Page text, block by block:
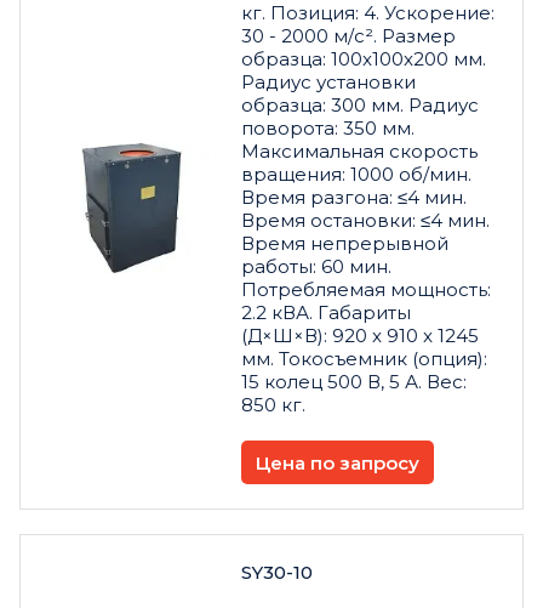
кг. Позиция: 4. Ускорение:
30 - 2000 м/с². Размер
образца: 100x100x200 мм.
Радиус установки
образца: 300 мм. Радиус
поворота: 350 мм.
Максимальная скорость
вращения: 1000 об/мин.
Время разгона: ≤4 мин.
Время остановки: ≤4 мин.
Время непрерывной
работы: 60 мин.
Потребляемая мощность:
2.2 кВА. Габариты
(Д×Ш×В): 920 x 910 x 1245
мм. Токосъемник (опция):
15 колец 500 В, 5 А. Вес:
850 кг.
Цена по запросу
SY30-10